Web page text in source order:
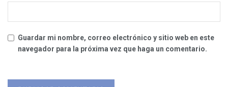
Guardar mi nombre, correo electrónico y sitio web en este
navegador para la próxima vez que haga un comentario.